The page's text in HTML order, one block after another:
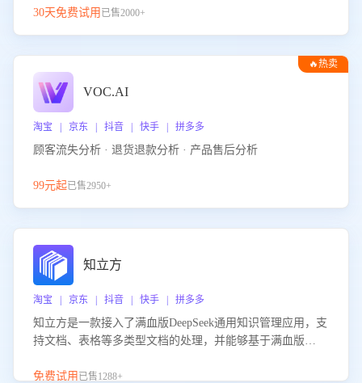
30天免费试用 已售2000+
🔥热卖
VOC.AI
淘宝 | 京东 | 抖音 | 快手 | 拼多多
顾客流失分析 · 退货退款分析 · 产品售后分析
99元起已售2950+
知立方
淘宝 | 京东 | 抖音 | 快手 | 拼多多
知立方是一款接入了满血版DeepSeek通用知识管理应用，支
持文档、表格等多类型文档的处理，并能够基于满血版
识支持，帮助用户高效管理和利用知识资源。通过该产品，
免费试用 已售1288+